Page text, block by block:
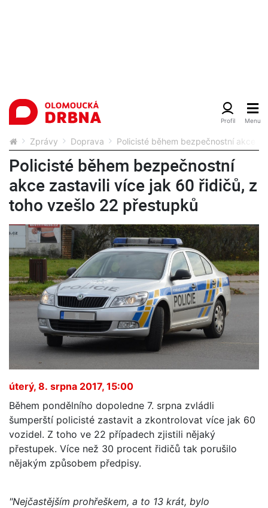
Zprávy Doprava Policisté během bezpečnostní akce
Policisté během bezpečnostní
akce zastavili více jak 60 řidičů, z
toho vzešlo 22 přestupků
úterý, 8. srpna 2017, 15:00
Během pondělního dopoledne 7. srpna zvládli
šumperští policisté zastavit a zkontrolovat více jak 60
vozidel. Z toho ve 22 případech zjistili nějaký
přestupek. Více než 30 procent řidičů tak porušilo
nějakým způsobem předpisy.
"Nejčastějším prohřeškem, a to 13 krát, bylo